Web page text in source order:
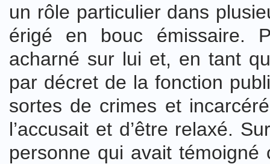
un rôle particulier dans
érigé en bouc émissaire.
acharné sur lui et, en tant
par décret de la fonction
sortes de crimes et
l’accusait et d’être relaxé.
personne qui avait